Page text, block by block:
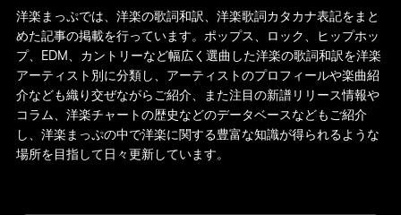
洋楽まっぷでは、洋楽の歌詞和訳、洋楽歌詞カタカナ表記をまと
めた記事の掲載を行っています。ポップス、ロック、ヒップホッ
プ、EDM、カントリーなど幅広く選曲した洋楽の歌詞和訳を洋楽
アーティスト別に分類し、アーティストのプロフィールや楽曲紹
介なども織り交ぜながらご紹介、また注目の新譜リリース情報や
コラム、洋楽チャートの歴史などのデータベースなどもご紹介
し、洋楽まっぷの中で洋楽に関する豊富な知識が得られるような
場所を目指して日々更新しています。